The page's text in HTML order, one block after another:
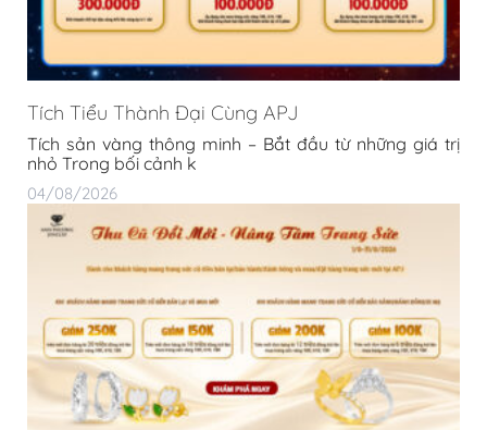
Tích Tiểu Thành Đại Cùng APJ
Tích sản vàng thông minh – Bắt đầu từ những giá trị
nhỏ Trong bối cảnh k
04/08/2026